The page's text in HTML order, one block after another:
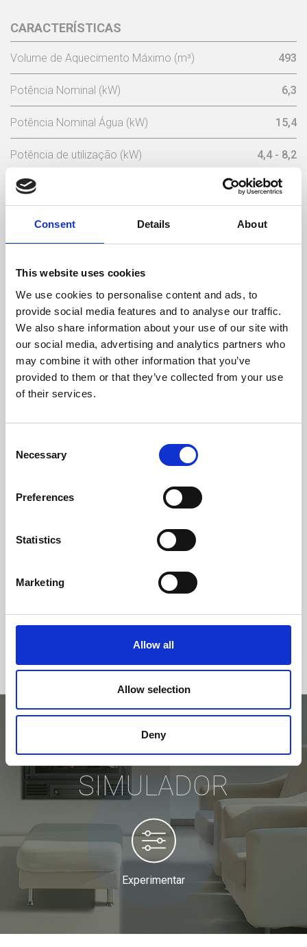
Consent Details About
This website uses cookies
We use cookies to personalise content and ads, to
provide social media features and to analyse our traffic.
We also share information about your use of our site with
our social media, advertising and analytics partners who
may combine it with other information that you’ve
provided to them or that they’ve collected from your use
of their services.
Selection
Necessary
Preferences
Statistics
Marketing
Allow all
Allow selection
Deny
CARACTERÍSTICAS
Volume de Aquecimento Máximo (m³) 493
Potência Nominal (kW) 6,3
Potência Nominal Água (kW) 15,4
Potência de utilização (kW) 4,4 - 8,2
Rendimento Nominal (%)
Consumo Lenha/Hora (kg)
Diámetro da chaminé (mm) 200
Depressão necessária na chaminé (pa) 12
Rendimento
80 %
Consumo
6,2 kg
Volume aquecido
493 m3
EXPERIMENTE NO
SIMULADOR
Experimentar